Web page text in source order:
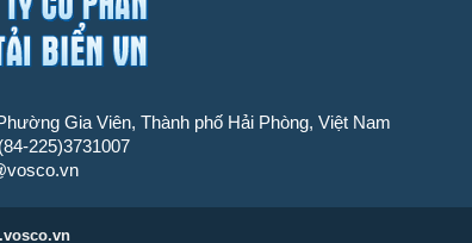
Gia Viên, Thành phố Hải Phòng, Việt Nam
(84-225)3731007